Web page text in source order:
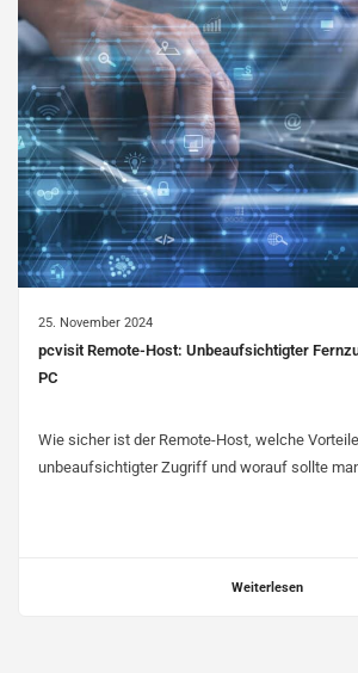
25. November 2024
pcvisit Remote-Host: Unbeaufsichtigter
PC
Wie sicher ist der Remote-Host, welche
unbeaufsichtigter Zugriff und worauf sollte
Weiterlesen